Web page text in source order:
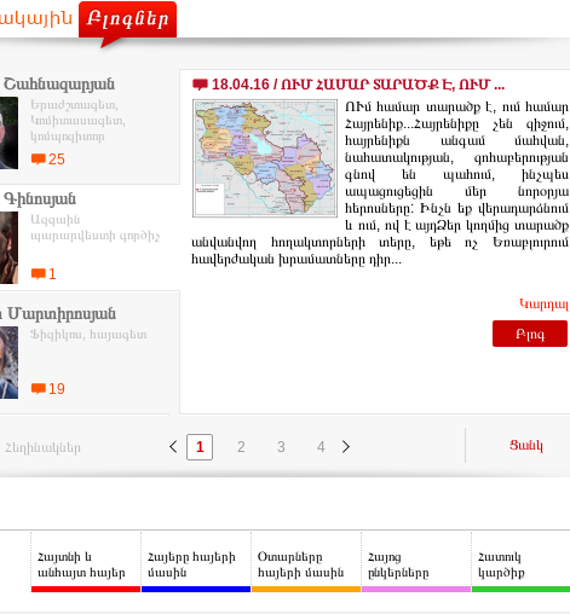
Շահնազարյան
Երաժշտագետ,
Կոմիտասագետ,
կոմպոզիտոր
25
18.04.16 / ՈՒՄ ՀԱՄԱՐ ՏԱՐԱԾՔ Է, ՈՒՄ ...
ՈՒմ համար տարածք է, ում համար
Հայրենիք...Հայրենիքը չեն զիջում,
հայրենիքն անգամ մահվան,
նահատակության, զոհաբերության
գնով են պահում, ինչպես
ապացուցեցին մեր նորօրյա
հերոսները: Ինչն եք վերադարձնում
և ում, ով է այդՁեր կողմից տարածք
անվանվող հողակտորների տերը, եթե ոչ Եռաբլուրում
հավերժական խրամատները դիր...
Կարդալ
Բլոգ
Ազգաին
պարարվեստի գործիչ
1
Մարտիրոսյան
Ֆիզիկոս, հայագետ
19
Հեղինակներ 1 2 3 4 Ցանկ
Հայտնի և
անհայտ հայեր
Հայերը հայերի
մասին
Օտարները
հայերի մասին
Հայոց
ընկերները
Հատուկ
կարծիք